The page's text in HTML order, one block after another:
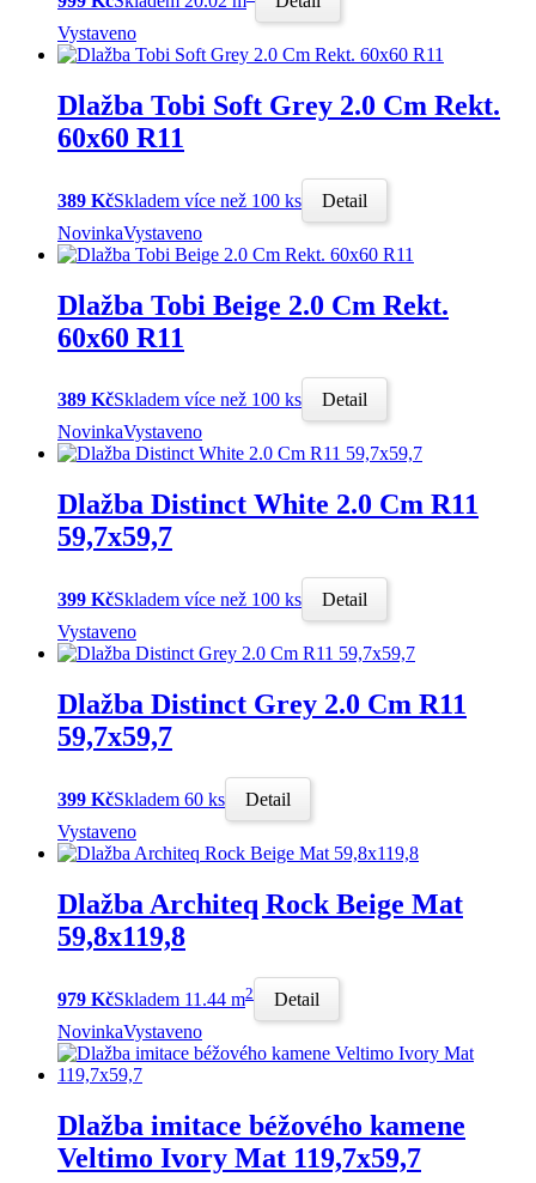
Vystaveno
Dlažba Tobi Soft Grey 2.0 Cm Rekt.
60x60 R11
389 KčSkladem více než 100 ks
Detail
NovinkaVystaveno
Dlažba Tobi Beige 2.0 Cm Rekt.
60x60 R11
389 KčSkladem více než 100 ks
Detail
NovinkaVystaveno
Dlažba Distinct White 2.0 Cm R11
59,7x59,7
399 KčSkladem více než 100 ks
Detail
Vystaveno
Dlažba Distinct Grey 2.0 Cm R11
59,7x59,7
399 KčSkladem 60 ks
Detail
Vystaveno
Dlažba Architeq Rock Beige Mat
59,8x119,8
979 KčSkladem 11.44 m2
Detail
NovinkaVystaveno
Dlažba imitace béžového kamene
Veltimo Ivory Mat 119,7x59,7